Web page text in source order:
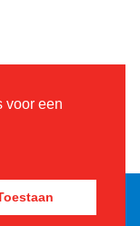
-vil.be
voor een